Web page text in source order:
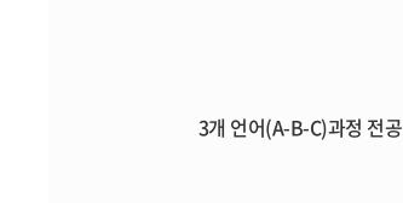
3개 언어(A-B-C)과정 전공